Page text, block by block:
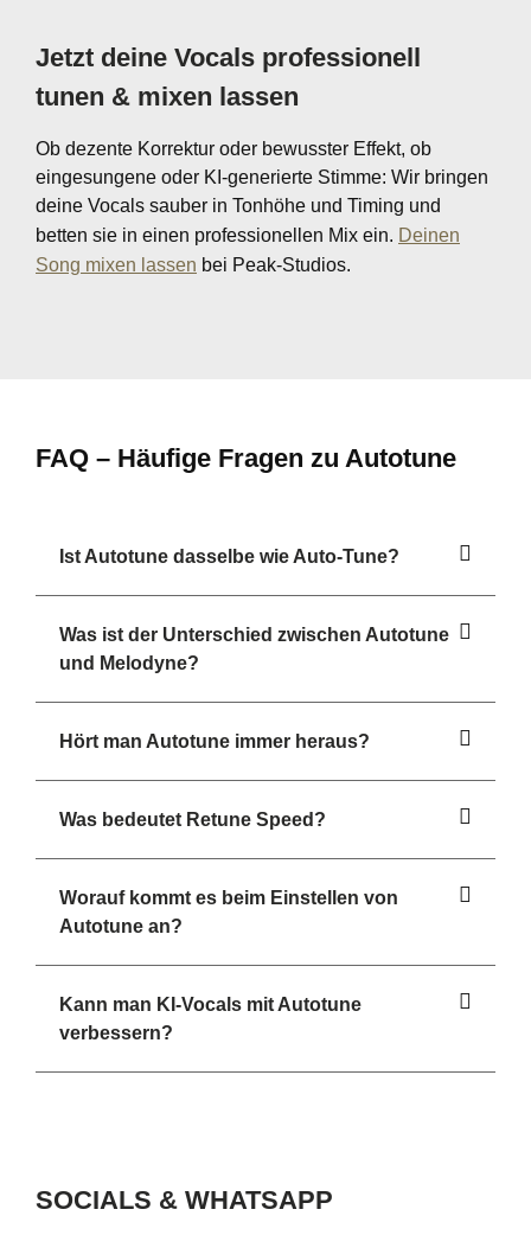
Jetzt deine Vocals professionell
tunen & mixen lassen
Ob dezente Korrektur oder bewusster Effekt, ob
eingesungene oder KI-generierte Stimme: Wir bringen
deine Vocals sauber in Tonhöhe und Timing und
betten sie in einen professionellen Mix ein. Deinen
Song mixen lassen bei Peak-Studios.
FAQ – Häufige Fragen zu Autotune
Ist Autotune dasselbe wie Auto-Tune?
Was ist der Unterschied zwischen Autotune
und Melodyne?
Hört man Autotune immer heraus?
Was bedeutet Retune Speed?
Worauf kommt es beim Einstellen von
Autotune an?
Kann man KI-Vocals mit Autotune
verbessern?
SOCIALS & WHATSAPP